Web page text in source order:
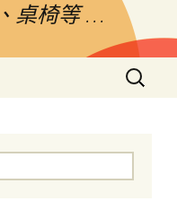
桌椅等 …
搜
尋
字: